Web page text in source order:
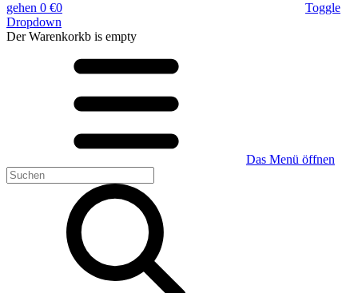
gehen 0 €0
Toggle
Dropdown
Der Warenkorkb is empty
Das Menü öffnen